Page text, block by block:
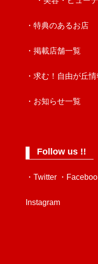
・特典のあるお店
・掲載店舗一覧
・求む！自由が丘
・お知らせ一覧
Follow us !!
・Twitter ・
Instagram